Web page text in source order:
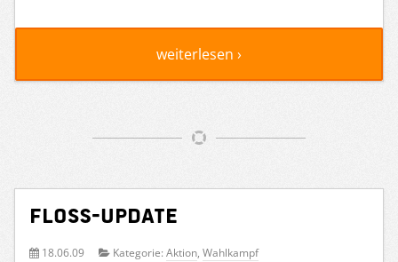
weiterlesen ›
Floß-update
18.06.09 Kategorie: Aktion, Wahlkampf